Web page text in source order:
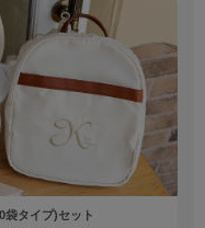
袋タイプ)セット